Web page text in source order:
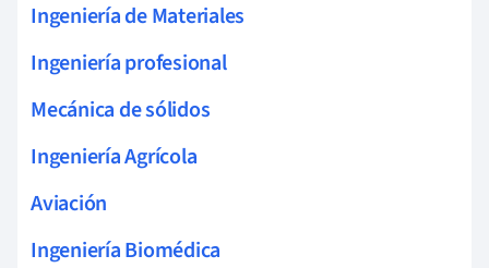
Ingeniería de Materiales
Ingeniería profesional
Mecánica de sólidos
Ingeniería Agrícola
Aviación
Ingeniería Biomédica